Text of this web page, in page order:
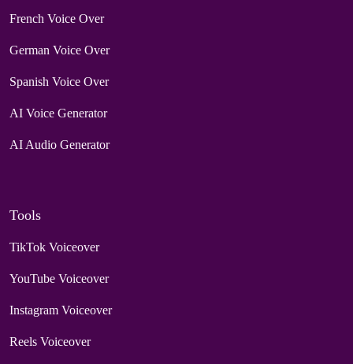
French Voice Over
German Voice Over
Spanish Voice Over
AI Voice Generator
AI Audio Generator
Tools
TikTok Voiceover
YouTube Voiceover
Instagram Voiceover
Reels Voiceover